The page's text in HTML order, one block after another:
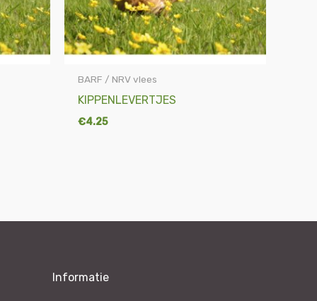
BARF / NRV vlees
KIPPENLEVERTJES
€4.25
Informatie